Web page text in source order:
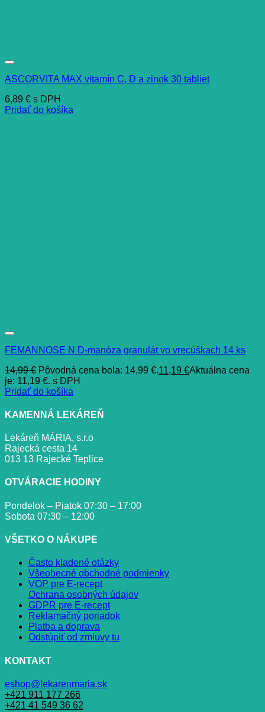
ASCORVITA MAX vitamín C, D a zinok 30 tabliet
6,89 € s DPH
Pridať do košíka
FEMANNOSE N D-manóza granulát vo vrecúškach 14 ks
14,99€ Pôvodná cena bola: 14,99 €.11,19 €Aktuálna cena
je: 11,19 €. s DPH
Pridať do košíka
KAMENNÁ LEKÁREŇ
Lekáreň MÁRIA, s.r.o
Rajecká cesta 14
013 13 Rajecké Teplice
OTVÁRACIE HODINY
Pondelok – Piatok 07:30 – 17:00
Sobota 07:30 – 12:00
VŠETKO O NÁKUPE
Často kladené otázky
Všeobecné obchodné podmienky
VOP pre E-recept
Ochrana osobných údajov
GDPR pre E-recept
Reklamačný poriadok
Platba a doprava
Odstúpiť od zmluvy tu
KONTAKT
eshop@lekarenmaria.sk
+421 911 177 266
+421 41 549 36 62